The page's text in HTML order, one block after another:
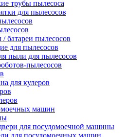
трубы пылесоса
для пылесосов
батареи пылесосов
для пылесосов
пыли для пылесосов
пылесосов
для кулеров
машин
для посудомоечной машины